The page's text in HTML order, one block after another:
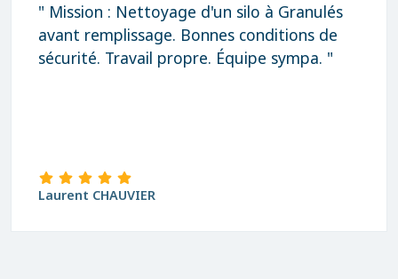
" Mission : Nettoyage d'un silo à Granulés
avant remplissage. Bonnes conditions de
sécurité. Travail propre. Équipe sympa. "
Laurent CHAUVIER